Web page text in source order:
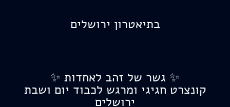
בתיאטרון ירושלים
✨ גשר של זהב לאחדות ✨
קונצרט חגיגי ומרגש לכבוד יום ושבת
ירושלים